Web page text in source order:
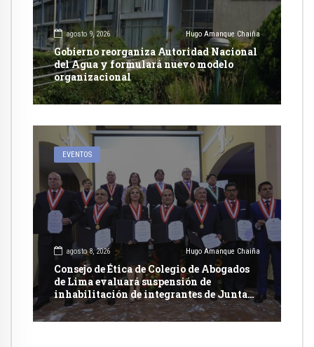
agosto 9, 2026 Hugo Amanque Chaiña
Gobierno reorganiza Autoridad Nacional
del Agua y formulará nuevo modelo
organizacional
EVENTOS
agosto 8, 2026 Hugo Amanque Chaiña
Consejo de Ética de Colegio de Abogados
de Lima evaluará suspensión de
inhabilitación de integrantes de Junta
Nacional de Justicia